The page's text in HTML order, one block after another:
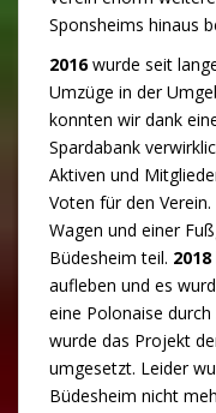
Sponsheims hinaus
2016wurde seit
Umzüge in der
konnten wir dank
Spardabank
Aktiven und
Voten für den Verein.
Wagen und einer
Büdesheim teil. 2018
aufleben und es
eine Polonaise
wurde das Projekt
umgesetzt. Leider
Büdesheim nicht